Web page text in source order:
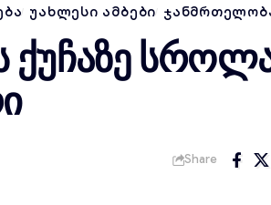
ᲣᲐᲮᲚᲔᲡᲘ ᲐᲛᲑᲔᲑᲘ
Share